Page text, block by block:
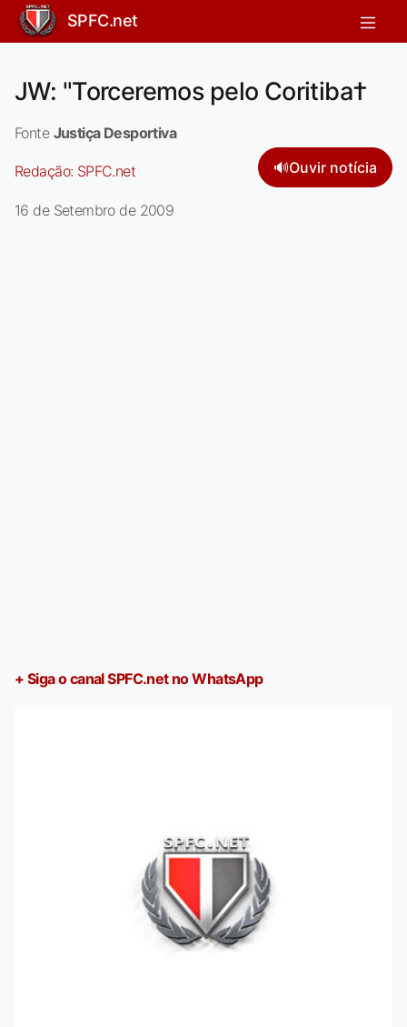
SPFC.net
JW: "Torceremos pelo Coritiba†
Fonte Justiça Desportiva
Redação: SPFC.net 🔊Ouvir notícia
16 de Setembro de 2009
+ Siga o canal SPFC.net no WhatsApp